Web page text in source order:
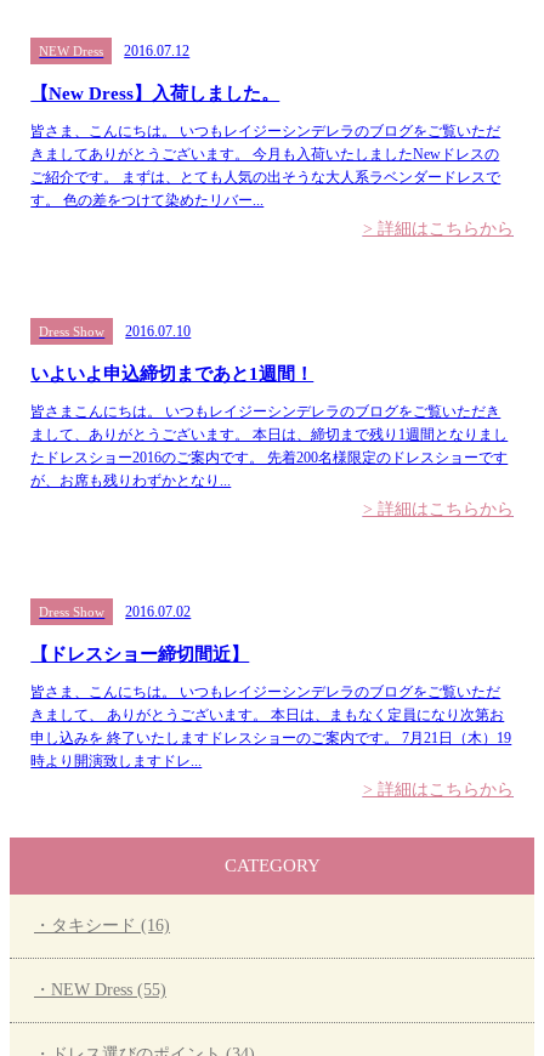
NEW Dress 2016.07.12
【New Dress】入荷しました。
皆さま、こんにちは。 いつもレイジーシンデレラのブログをご覧いただ
きましてありがとうございます。 今月も入荷いたしましたNewドレスの
ご紹介です。 まずは、とても人気の出そうな大人系ラベンダードレスで
す。 色の差をつけて染めたリバー...
> 詳細はこちらから
Dress Show 2016.07.10
いよいよ申込締切まであと1週間！
皆さまこんにちは。 いつもレイジーシンデレラのブログをご覧いただき
まして、ありがとうございます。 本日は、締切まで残り1週間となりまし
たドレスショー2016のご案内です。 先着200名様限定のドレスショーです
が、お席も残りわずかとなり...
> 詳細はこちらから
Dress Show 2016.07.02
【ドレスショー締切間近】
皆さま、こんにちは。 いつもレイジーシンデレラのブログをご覧いただ
きまして、 ありがとうございます。 本日は、まもなく定員になり次第お
申し込みを 終了いたしますドレスショーのご案内です。 7月21日（木）19
時より開演致しますドレ...
> 詳細はこちらから
CATEGORY
・タキシード (16)
・NEW Dress (55)